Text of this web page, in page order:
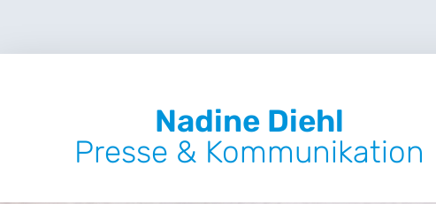
Nadine Diehl
Presse & Kommunikation